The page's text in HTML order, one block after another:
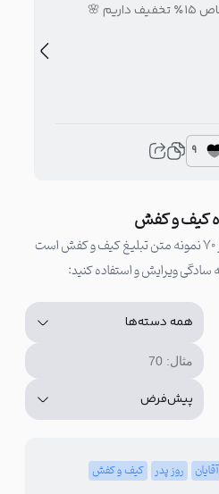
🌸
9
کیف و کفش
بانک پیامکی دایرکت شامل بیش از ۷۰ نمونه متن تبلیغ کیف و کفش است
سادگی ویرایش و استفاده کنید:
روز پدر کیف و کفش